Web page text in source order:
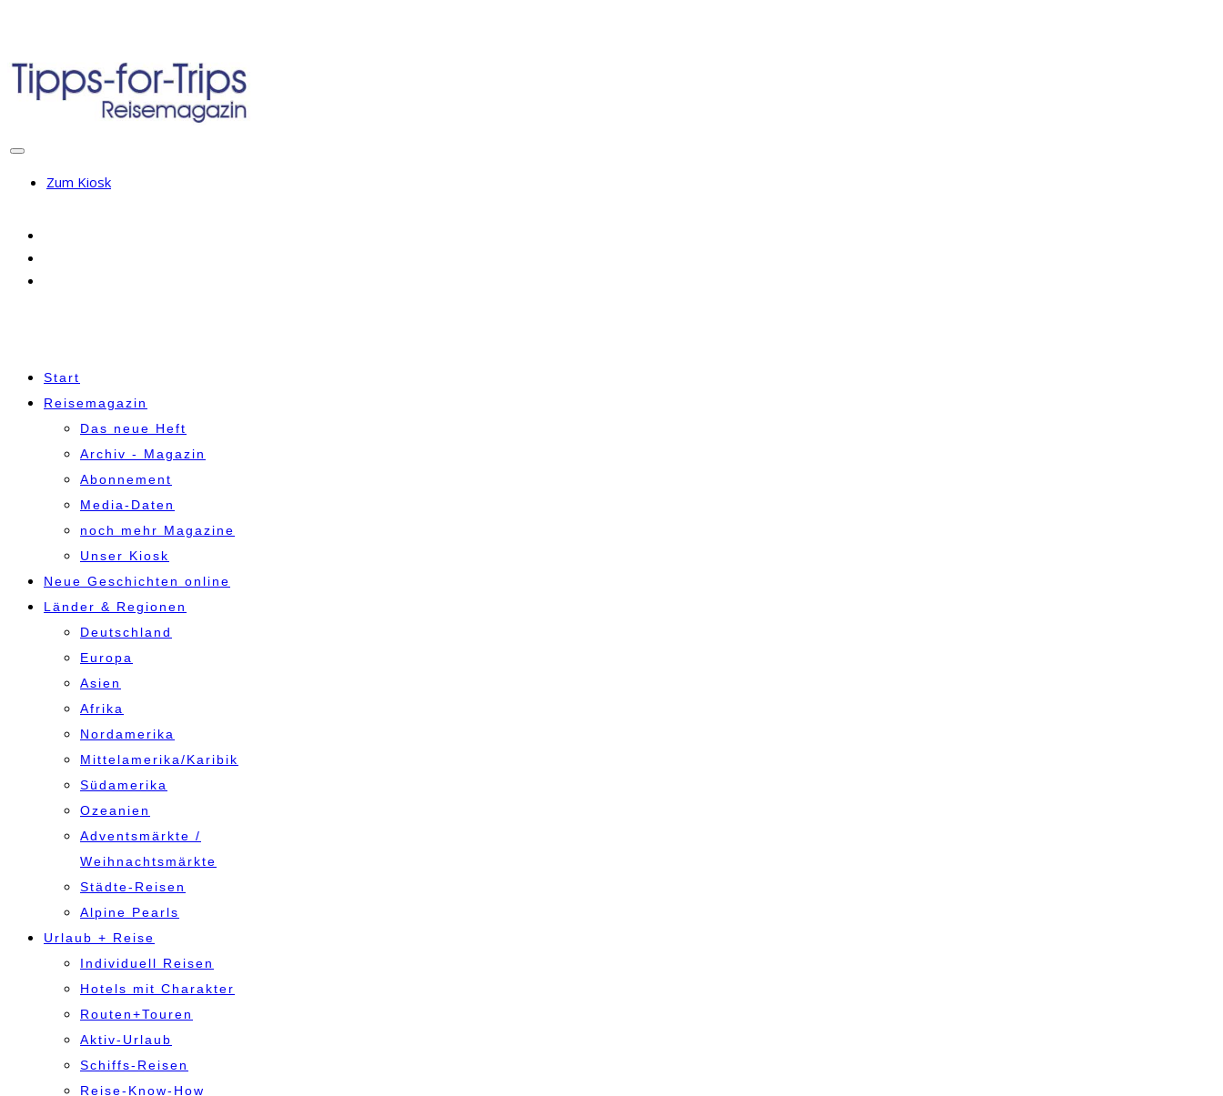
Zum Kiosk
Start
Reisemagazin
Das neue Heft
Archiv - Magazin
Abonnement
Media-Daten
noch mehr Magazine
Unser Kiosk
Neue Geschichten online
Länder & Regionen
Deutschland
Europa
Asien
Afrika
Nordamerika
Mittelamerika/Karibik
Südamerika
Ozeanien
Adventsmärkte /
Weihnachtsmärkte
Städte-Reisen
Alpine Pearls
Urlaub + Reise
Individuell Reisen
Hotels mit Charakter
Routen+Touren
Aktiv-Urlaub
Schiffs-Reisen
Reise-Know-How